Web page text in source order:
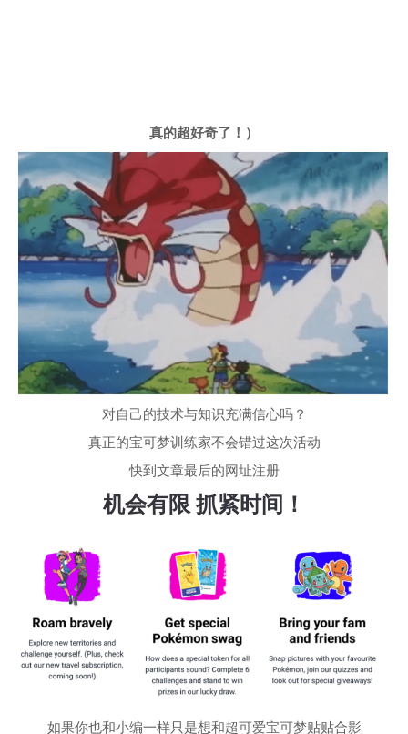
真的超好奇了！）
对自己的技术与知识充满信心吗？
真正的宝可梦训练家不会错过这次活动
快到文章最后的网址注册
机会有限 抓紧时间！
如果你也和小编一样只是想和超可爱宝可梦贴贴合影